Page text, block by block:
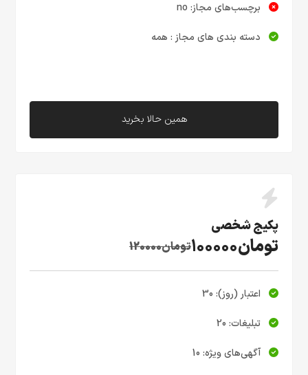
برچسب‌های مجاز: no
دسته بندی های مجاز : همه
همین حالا بخرید
پکیج شخصی
تومان100000 تومان120000
اعتبار (روز): 30
تبلیغات: 20
آگهی‌های ویژه: 10